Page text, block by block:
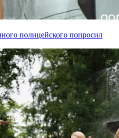
полицейского попросил